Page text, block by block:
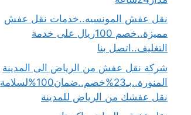
نقل عفش المونسيه..خدمات نقل عفش
مميزة..خصم 100ريال على خدمة
التغليف..اتصل بنا
شركة نقل عفش من الرياض الى المدينة
المنورة..بـ23%خصم..ضمان100%لسلامة
نقل عفشك من الرياض للمدينة